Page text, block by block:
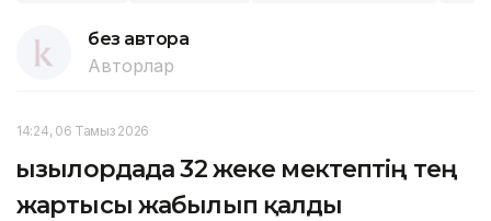
без автора
Авторлар
14:24, 06 Тамыз 2026
Қызылордада 32 жеке мектептің тең
жартысы жабылып қалды